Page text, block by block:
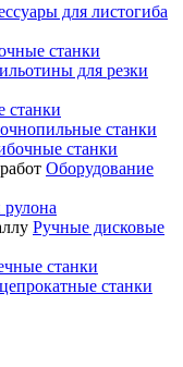
для листогиба
станки
для резки
станки
станки
станки
Оборудование
Ручные дисковые
станки
станки